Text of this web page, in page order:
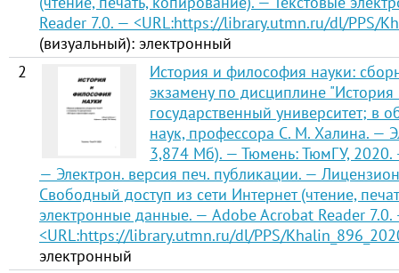
Reader 7.0. — <URL:https://library.utmn.ru/dl/PPS/
(визуальный): электронный
2
История и философия науки:
экзамену по дисциплине
государственный университет; в
наук, профессора С. М. Халина. —
3,874 Мб). — Тюмень: ТюмГУ, 2020.
— Электрон. версия печ. публикации. —
Свободный доступ из сети Интернет (чтение,
электронные данные. — Adobe Acrobat Reader
<URL:https://library.utmn.ru/dl/PPS/
электронный